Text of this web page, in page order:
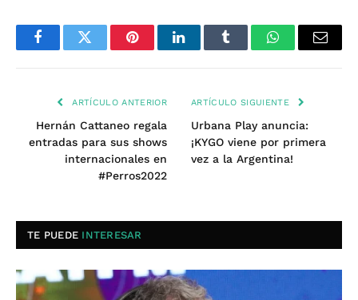
FacebookTwitter PinterestLinkedInTumblr WhatsAppEmail
ARTÍCULO ANTERIOR
Hernán Cattaneo regala
entradas para sus shows
internacionales en
#Perros2022
ARTÍCULO SIGUIENTE
Urbana Play anuncia:
¡KYGO viene por primera
vez a la Argentina!
TE PUEDE INTERESAR